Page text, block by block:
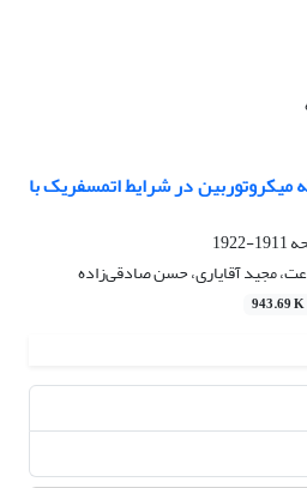
در شرایط اتمسفریک با
1911-1922
مجید آقایاری، حسن صادقی‌زاده
943.69 K